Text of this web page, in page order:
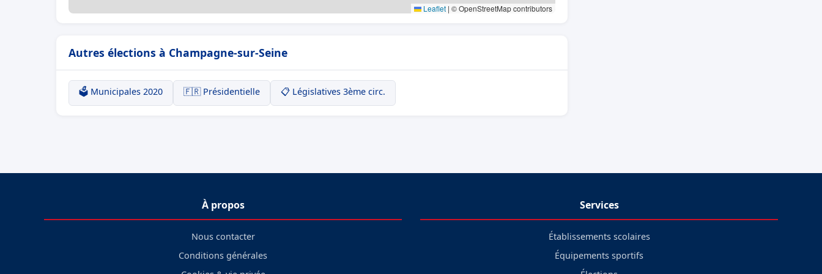
Leaflet | © OpenStreetMap contributors
Autres élections à Champagne-sur-Seine
🗳️ Municipales 2020 🇫🇷 Présidentielle 📋 Législatives 3ème circ.
À propos
Nous contacter
Conditions générales
Services
Établissements scolaires
Équipements sportifs